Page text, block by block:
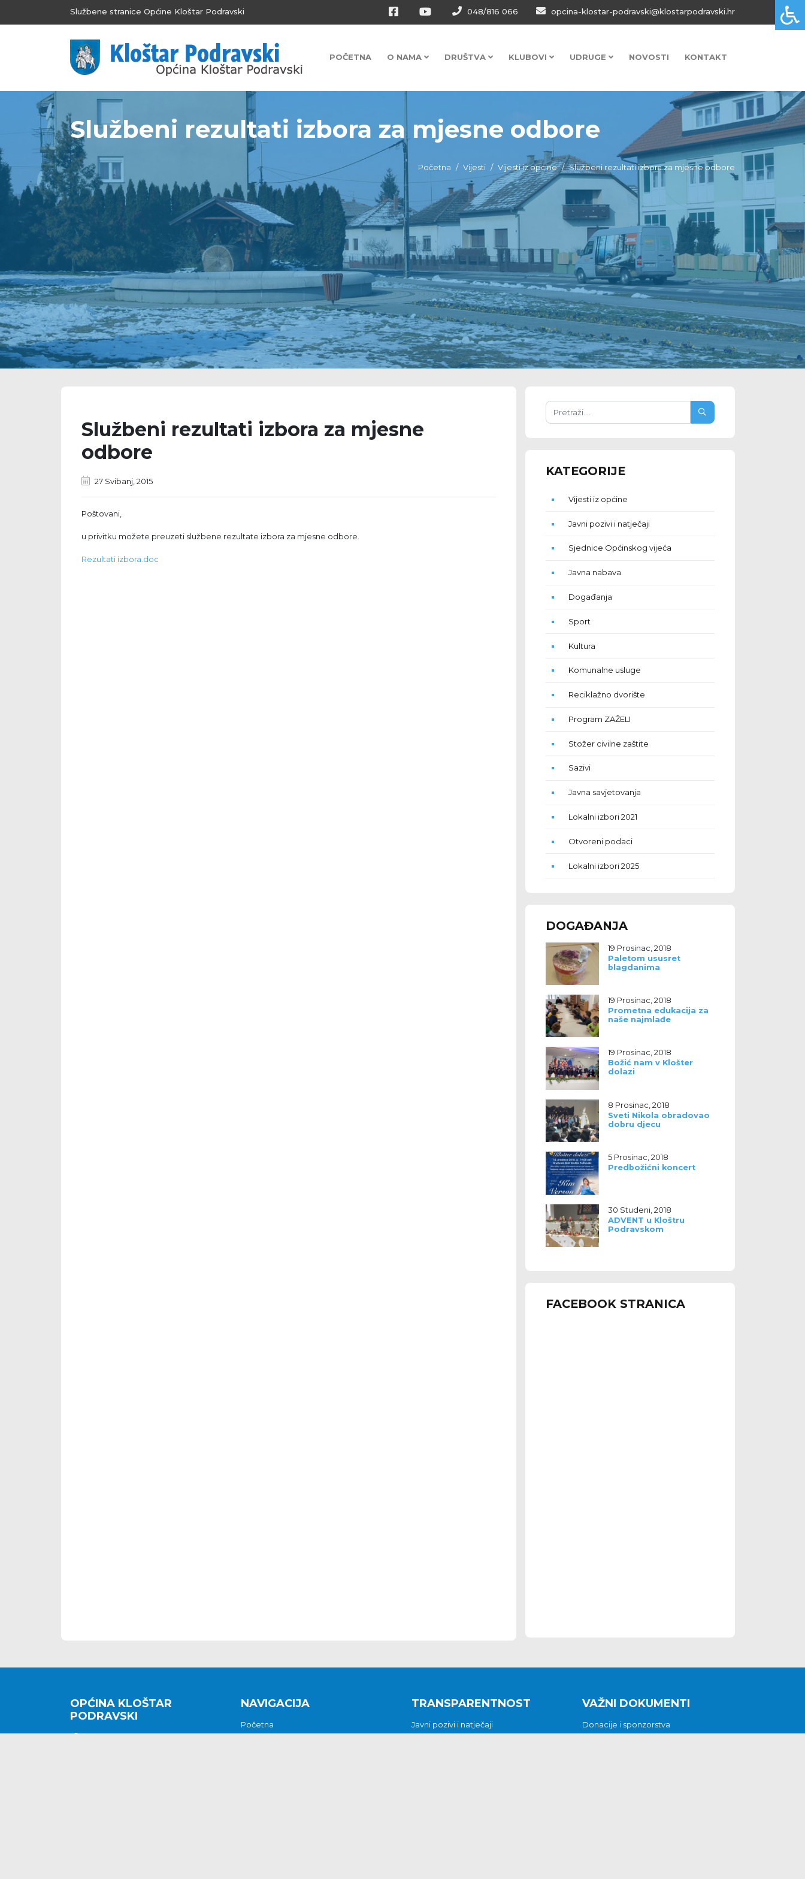
Službene stranice Općine Kloštar Podravski 048/816 066 opcina-klostar-podravski@klostarpodravski.hr
POČETNA O NAMA DRUŠTVA KLUBOVI UDRUGE NOVOSTI KONTAKT
Službeni rezultati izbora za mjesne odbore
Početna Vijesti Vijesti iz općine Službeni rezultati izbora za mjesne odbore
Službeni rezultati izbora za mjesne
odbore
27 Svibanj, 2015
Poštovani,
u privitku možete preuzeti službene rezultate izbora za mjesne odbore.
Rezultati izbora.doc
KATEGORIJE
Vijesti iz općine
Javni pozivi i natječaji
Sjednice Općinskog vijeća
Javna nabava
Događanja
Sport
Kultura
Komunalne usluge
Reciklažno dvorište
Program ZAŽELI
Stožer civilne zaštite
Sazivi
Javna savjetovanja
Lokalni izbori 2021
Otvoreni podaci
Lokalni izbori 2025
DOGAĐANJA
19 Prosinac, 2018
Paletom ususret
blagdanima
19 Prosinac, 2018
Prometna edukacija za
naše najmlađe
19 Prosinac, 2018
Božić nam v Klošter
dolazi
8 Prosinac, 2018
Sveti Nikola obradovao
dobru djecu
5 Prosinac, 2018
Predbožićni koncert
30 Studeni, 2018
ADVENT u Kloštru
Podravskom
FACEBOOK STRANICA
OPĆINA KLOŠTAR
PODRAVSKI
NAVIGACIJA
Početna
TRANSPARENTNOST
Javni pozivi i natječaji
VAŽNI DOKUMENTI
Donacije i sponzorstva